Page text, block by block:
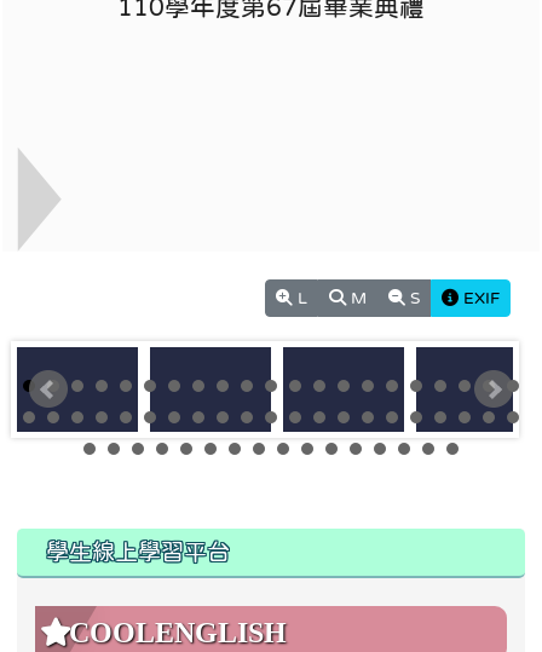
L M S EXIF
學生線上學習平台
COOLENGLISH